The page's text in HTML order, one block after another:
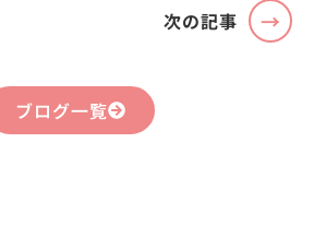
次の記事
ブログ一覧